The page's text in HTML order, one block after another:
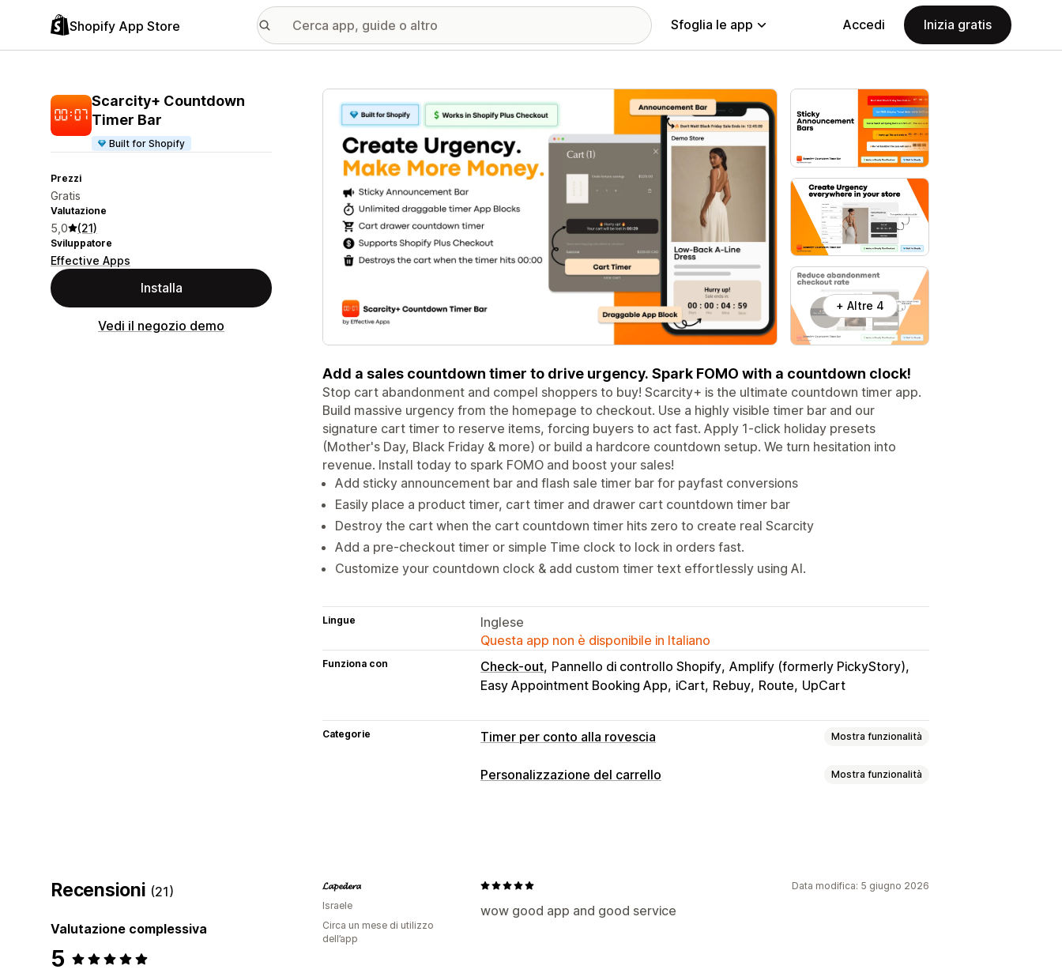
Shopify App Store Sfoglia le app Accedi Inizia gratis
Scarcity+ Countdown
Timer Bar
Built for Shopify
Prezzi
Gratis
Valutazione
5,0 (21)
Sviluppatore
Effective Apps
Installa
Vedi il negozio demo
Galleria immagini in evidenza
+ Altre 4
Add a sales countdown timer to drive urgency. Spark FOMO with a countdown clock!
Stop cart abandonment and compel shoppers to buy! Scarcity+ is the ultimate countdown timer app.
Build massive urgency from the homepage to checkout. Use a highly visible timer bar and our
signature cart timer to reserve items, forcing buyers to act fast. Apply 1-click holiday presets
(Mother's Day, Black Friday & more) or build a hardcore countdown setup. We turn hesitation into
revenue. Install today to spark FOMO and boost your sales!
Add sticky announcement bar and flash sale timer bar for payfast conversions
Easily place a product timer, cart timer and drawer cart countdown timer bar
Destroy the cart when the cart countdown timer hits zero to create real Scarcity
Add a pre-checkout timer or simple Time clock to lock in orders fast.
Customize your countdown clock & add custom timer text effortlessly using AI.
Lingue
Inglese
Questa app non è disponibile in Italiano
Funziona con Check-out Pannello di controllo Shopify Amplify (formerly PickyStory)
Easy Appointment Booking App iCart Rebuy Route UpCart
Categorie Timer per conto alla rovescia Mostra funzionalità
Opzioni di visualizzazione
Ricorrente
In base alla sessione
Sessione a tempo
Personalizzazione del carrello Mostra funzionalità
Upselling
Recensioni (21)
Valutazione complessiva
5
Data modifica: 5 giugno 2026
wow good app and good service
𝓛𝓪𝓹𝓮𝓭𝓮𝓻𝓪
Israele
Circa un mese di utilizzo
dell’app